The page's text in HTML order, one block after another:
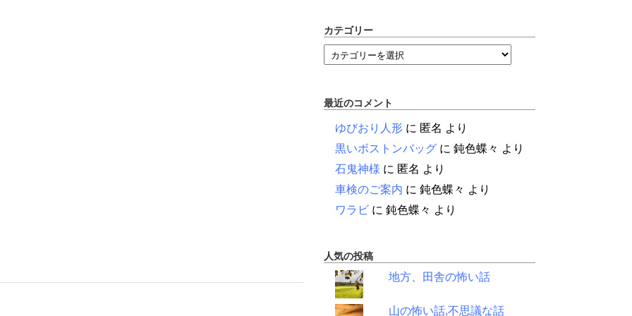
カテゴリー
最近のコメント
ゆびおり人形 に 匿名 より
黒いボストンバッグ に 鈍色蝶々 より
石鬼神様 に 匿名 より
車検のご案内 に 鈍色蝶々 より
ワラビ に 鈍色蝶々 より
人気の投稿
地方、田舎の怖い話
山の怖い話,不思議な話